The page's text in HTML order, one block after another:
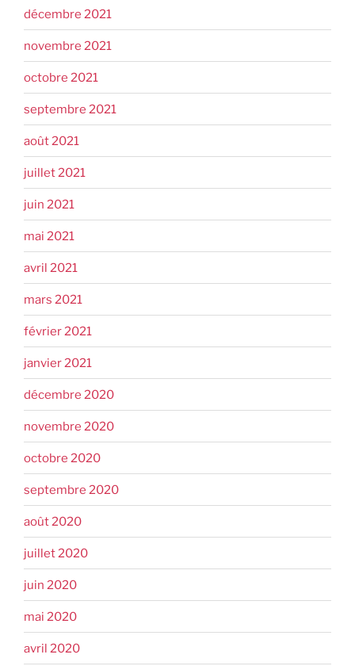
décembre 2021
novembre 2021
octobre 2021
septembre 2021
août 2021
juillet 2021
juin 2021
mai 2021
avril 2021
mars 2021
février 2021
janvier 2021
décembre 2020
novembre 2020
octobre 2020
septembre 2020
août 2020
juillet 2020
juin 2020
mai 2020
avril 2020